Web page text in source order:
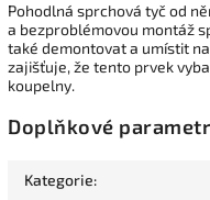
Pohodlná sprchová tyč od
a bezproblémovou montáž
také demontovat a umístit
zajišťuje, že tento prvek
koupelny.
Doplňkové
Kategorie: